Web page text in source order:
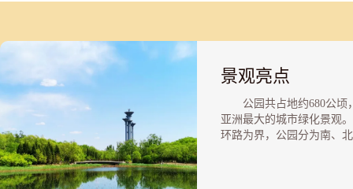
景观亮点
公园共占地约680公顷
亚洲最大的城市绿化景观
环路为界，公园分为南、